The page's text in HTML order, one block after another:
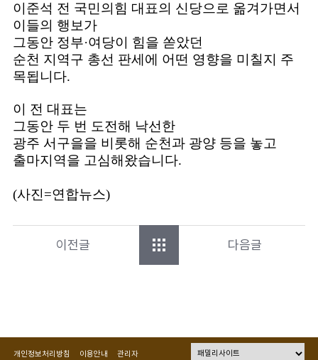
이준석 전 국민의힘 대표의 신당으로 옮겨가면서
이들의 행보가
그동안 정부·여당이 힘을 쏟았던
순천 지역구 총선 판세에 어떤 영향을 미칠지 주
목됩니다.
이 전 대표는
그동안 두 번 도전해 낙선한
광주 서구을을 비롯해 순천과 광양 등을 놓고
출마지역을 고심해왔습니다.
(사진=연합뉴스)
이전글 다음글
개인정보처리방침 이용안내 관리자